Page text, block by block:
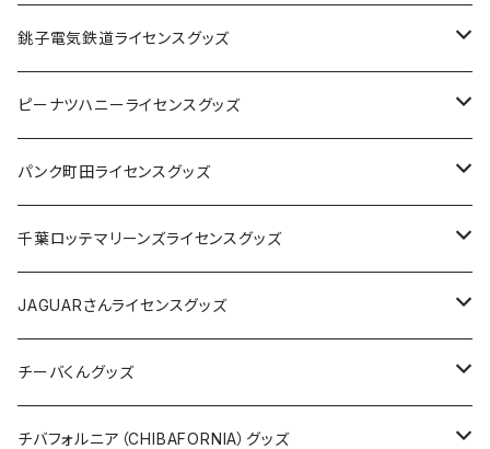
Tシャツ
キャップ
ステッカー
缶バッジ
ホテルキーホルダー
銚子電気鉄道ライセンスグッズ
ステッカー
缶バッジ
アクリルキーホルダー
ホテルキーホルダー
クリアファイル
Tシャツ
ピーナツハニーライセンスグッズ
Tシャツ
キャップ
バッグ
ステッカー
缶バッジ
パンク町田ライセンスグッズ
Tシャツ
キャップ
バッグ
ステッカー
千葉ロッテマリーンズライセンスグッズ
ステッカー
ステッカー
ステッカー大
缶バッジ
缶バッジ32mm
エコバッグ
JAGUARさんライセンスグッズ
Tシャツ
ステッカー
チーバくんグッズ
Tシャツ
チバフォルニア（CHIBAFORNIA）グッズ